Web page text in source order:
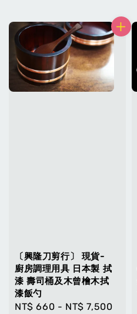
〔興隆刀剪行〕 現貨-
廚房調理用具 日本製 拭
漆 壽司桶及木曾檜木拭
漆飯勺
Regular
NT$ 660 - NT$ 7,500